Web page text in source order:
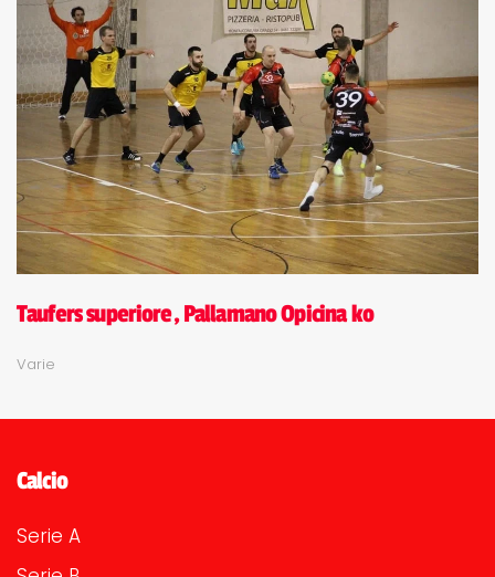
Taufers superiore, Pallamano Opicina ko
Varie
Calcio
Serie A